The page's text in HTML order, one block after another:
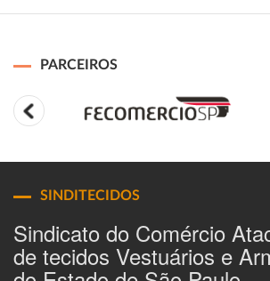
PARCEIROS
SINDITECIDOS
Sindicato do Comércio
de tecidos Vestuários e